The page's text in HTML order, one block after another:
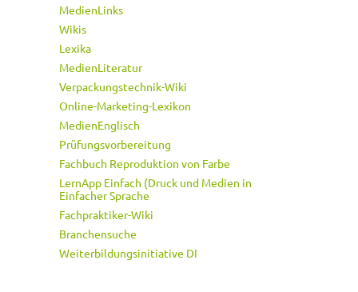
MedienLinks
Wikis
Lexika
MedienLiteratur
Verpackungstechnik-Wiki
Online-Marketing-Lexikon
MedienEnglisch
Prüfungsvorbereitung
Fachbuch Reproduktion von Farbe
LernApp Einfach (Druck und Medien in
Einfacher Sprache
Fachpraktiker-Wiki
Branchensuche
Weiterbildungsinitiative DI